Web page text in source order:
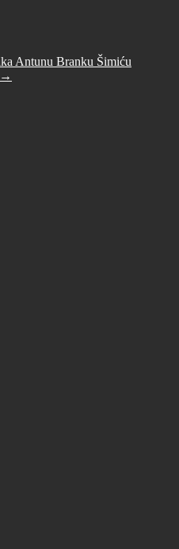
Antunu Branku Šimiću
→